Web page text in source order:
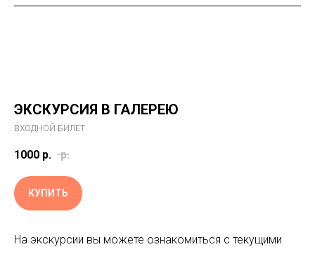
ЭКСКУРСИЯ В ГАЛЕРЕЮ
ВХОДНОЙ БИЛЕТ
1000 р. р.
КУПИТЬ
На экскурсии вы можете ознакомиться с текущими